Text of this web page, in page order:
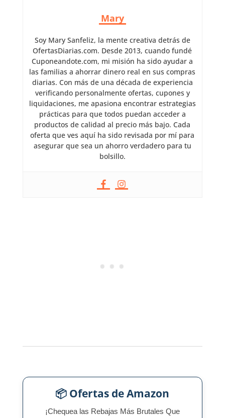
Mary
Soy Mary Sanfeliz, la mente creativa detrás de
OfertasDiarias.com. Desde 2013, cuando fundé
Cuponeandote.com, mi misión ha sido ayudar a
las familias a ahorrar dinero real en sus compras
diarias. Con más de una década de experiencia
verificando personalmente ofertas, cupones y
liquidaciones, me apasiona encontrar estrategias
prácticas para que todos puedan acceder a
productos de calidad al precio más bajo. Cada
oferta que ves aquí ha sido revisada por mí para
asegurar que sea un ahorro verdadero para tu
bolsillo.
📦 Ofertas de Amazon
¡Chequea las Rebajas Más Brutales Que